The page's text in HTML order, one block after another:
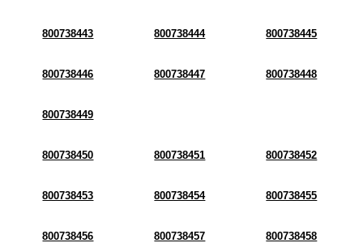
800738443 800738444 800738445
800738446 800738447 800738448
800738449
800738450 800738451 800738452
800738453 800738454 800738455
800738456 800738457 800738458